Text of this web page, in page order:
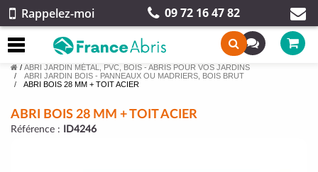
Rappelez-moi 09 72 16 47 82
/ ABRI JARDIN MÉTAL, PVC, BOIS - ABRIS POUR VOS JARDINS
ABRI JARDIN BOIS - PANNEAUX OU MADRIERS, BOIS BRUT
ABRI BOIS 28 MM + TOIT ACIER
ABRI BOIS 28 MM + TOIT ACIER
Référence : ID4246